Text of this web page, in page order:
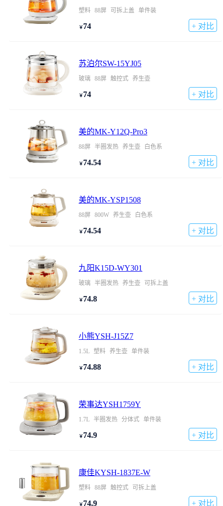
塑料 88屏 可拆上盖 单件装
￥ 74 + 对比
苏泊尔SW-15YJ05
玻璃 88屏 触控式 养生壶
￥ 74 + 对比
美的MK-Y12Q-Pro3
88屏 半圈发热 养生壶 白色系
￥ 74.54 + 对比
美的MK-YSP1508
88屏 800W 养生壶 白色系
￥ 74.54 + 对比
九阳K15D-WY301
玻璃 半圈发热 养生壶 可拆上盖
￥ 74.8 + 对比
小熊YSH-J15Z7
1.5L 塑料 养生壶 单件装
￥ 74.88 + 对比
荣事达YSH1759Y
1.7L 半圈发热 分体式 单件装
￥ 74.9 + 对比
康佳KYSH-1837E-W
塑料 88屏 触控式 可拆上盖
￥ 74.9 + 对比